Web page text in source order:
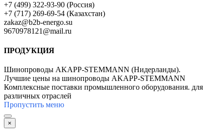
+7 (499) 322-93-90 (Россия)
+7 (717) 269-69-54 (Казахстан)
zakaz@b2b-energo.su
9670978121@mail.ru
ПРОДУКЦИЯ
Шинопроводы AKAPP-STEMMANN (Нидерланды).
Лучшие цены на шинопроводы AKAPP-STEMMANN
Комплексные поставки промышленного оборудования. для
различных отраслей
Пропустить меню
×